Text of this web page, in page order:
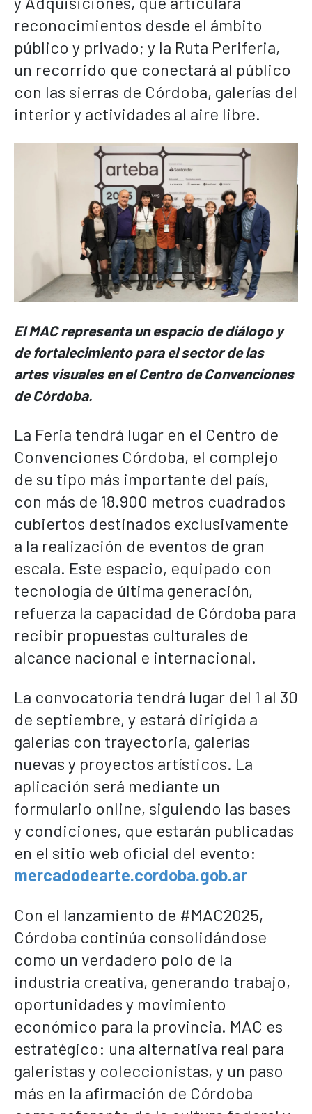
reconocimientos desde el ámbito
público y privado; y la Ruta Periferia,
un recorrido que conectará al público
con las sierras de Córdoba, galerías del
interior y actividades al aire libre.
El MAC representa un espacio de diálogo y
de fortalecimiento para el sector de las
artes visuales en el Centro de Convenciones
de Córdoba.
La Feria tendrá lugar en el Centro de
Convenciones Córdoba, el complejo
de su tipo más importante del país,
con más de 18.900 metros cuadrados
cubiertos destinados exclusivamente
a la realización de eventos de gran
escala. Este espacio, equipado con
tecnología de última generación,
refuerza la capacidad de Córdoba para
recibir propuestas culturales de
alcance nacional e internacional.
La convocatoria tendrá lugar del 1 al 30
de septiembre, y estará dirigida a
galerías con trayectoria, galerías
nuevas y proyectos artísticos. La
aplicación será mediante un
formulario online, siguiendo las bases
y condiciones, que estarán publicadas
en el sitio web oficial del evento:
mercadodearte.cordoba.gob.ar
Con el lanzamiento de #MAC2025,
Córdoba continúa consolidándose
como un verdadero polo de la
industria creativa, generando trabajo,
oportunidades y movimiento
económico para la provincia. MAC es
estratégico: una alternativa real para
galeristas y coleccionistas, y un paso
más en la afirmación de Córdoba